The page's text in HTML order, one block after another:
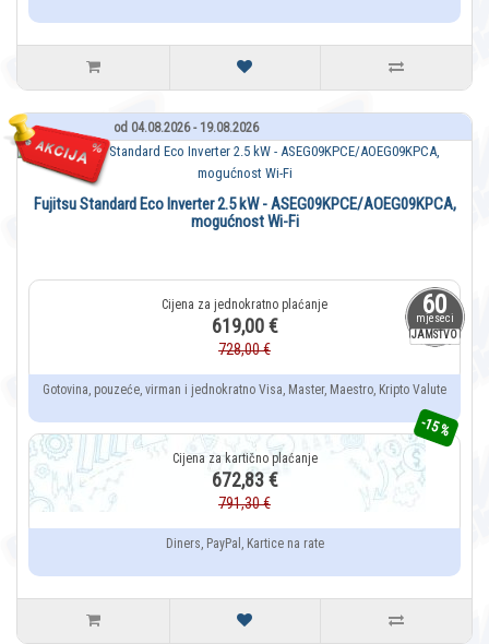
od 04.08.2026 - 19.08.2026
60
mjeseci
JAMSTVO
Fujitsu Standard Eco Inverter 2.5 kW - ASEG09KPCE/AOEG09KPCA,
mogućnost Wi-Fi
619,00 €
728,00 €
Gotovina, pouzeće, virman i jednokratno Visa, Master, Maestro, Kripto Valute
-15 %
672,83 €
791,30 €
Diners, PayPal, Kartice na rate